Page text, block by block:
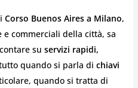
Corso Buenos Aires a Milano,
commerciali della città, sa
su servizi rapidi,
quando si parla di chiavi
quando si tratta di